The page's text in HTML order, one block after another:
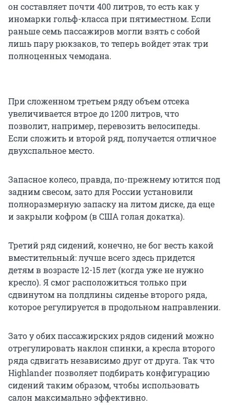
он составляет почти 400 литров, то есть как у
иномарки гольф-класса при пятиместном. Если
раньше семь пассажиров могли взять с собой
лишь пару рюкзаков, то теперь войдет этак три
полноценных чемодана.
При сложенном третьем ряду объем отсека
увеличивается втрое до 1200 литров, что
позволит, например, перевозить велосипеды.
Если сложить и второй ряд, получается отличное
двухспальное место.
Запасное колесо, правда, по-прежнему ютится под
задним свесом, зато для России установили
полноразмерную запаску на литом диске, да еще
и закрыли кофром (в США голая докатка).
Третий ряд сидений, конечно, не бог весть какой
вместительный: лучше всего здесь придется
детям в возрасте 12-15 лет (когда уже не нужно
кресло). Я смог расположиться только при
сдвинутом на полдлины сиденье второго ряда,
которое регулируется в продольном направлении.
Зато у обих пассажирских рядов сидений можно
отрегулировать наклон спинки, а кресла второго
ряда сдвигать независимо друг от друга. Так что
Highlander позволяет подбирать конфигурацию
сидений таким образом, чтобы использовать
салон максимально эффективно.